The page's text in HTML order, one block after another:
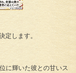
定します。
に輝いた彼との甘いス